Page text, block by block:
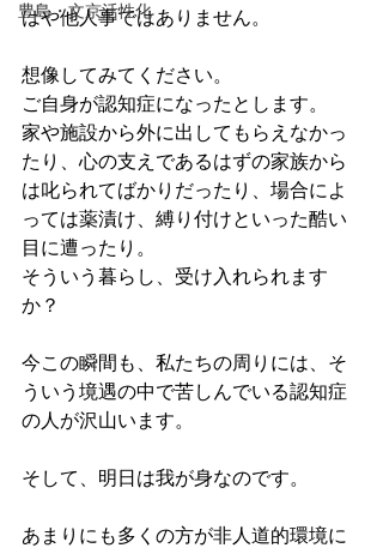
豊島・文京活性化
はや他人事ではありません。
想像してみてください。
ご自身が認知症になったとします。
家や施設から外に出してもらえなかっ
たり、心の支えであるはずの家族から
は叱られてばかりだったり、場合によ
っては薬漬け、縛り付けといった酷い
目に遭ったり。
そういう暮らし、受け入れられます
か？
今この瞬間も、私たちの周りには、そ
ういう境遇の中で苦しんでいる認知症
の人が沢山います。
そして、明日は我が身なのです。
あまりにも多くの方が非人道的環境に